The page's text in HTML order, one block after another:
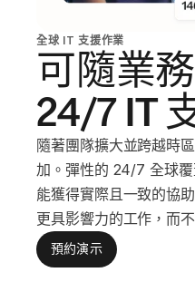
全球 IT 支援作業
可隨業
24/7 IT
隨著團隊擴大並跨越時
加。彈性的 24/7 全球
能獲得實際且一致的協
更具影響力的工作，而
預約演示